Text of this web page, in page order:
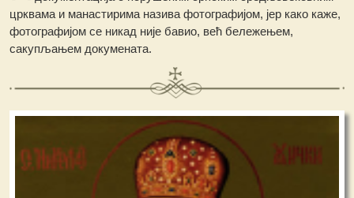
црквама и манастирима назива фотографијом, јер како каже,
фотографијом се никад није бавио, већ бележењем,
сакупљањем докумената.